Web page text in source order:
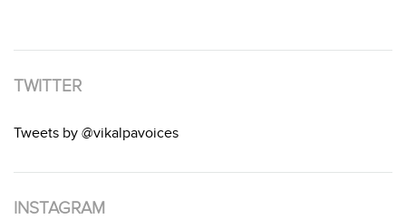
TWITTER
Tweets by @vikalpavoices
INSTAGRAM